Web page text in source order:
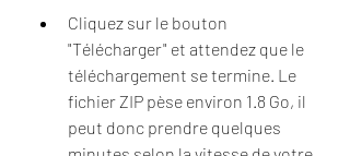
Cliquez sur le bouton
"Télécharger" et attendez que le
téléchargement se termine. Le
fichier ZIP pèse environ 1.8 Go, il
peut donc prendre quelques